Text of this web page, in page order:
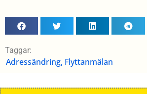
Taggar:
Adressändring, Flyttanmälan